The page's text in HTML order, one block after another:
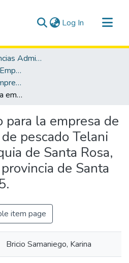
Log In (current)
Facultad de Ciencias Administrativas
Carrera de Desarrollo Empresarial
Tesis de Desarrollo Empresarial
Plan de negocio para la empresa de compra y venta de pescado Telani S.A en la parroquia de Santa Rosa, cantón Salinas, provincia de Santa Elena, año 2015.
para la empresa de
pescado Telani
de Santa Rosa,
de Santa
item page
Bricio Samaniego, Karina